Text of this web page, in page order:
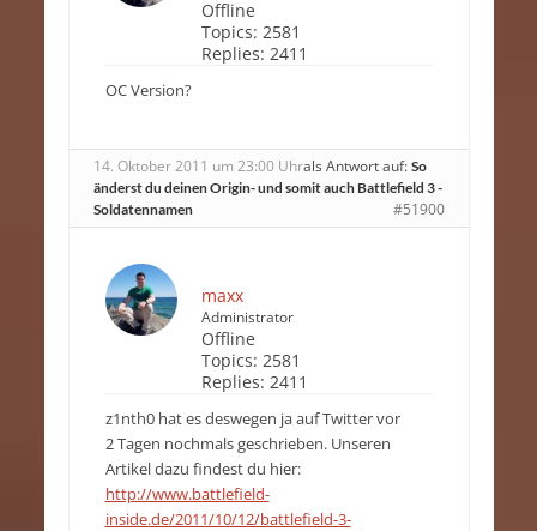
Offline
Topics: 2581
Replies: 2411
OC Version?
14. Oktober 2011 um 23:00 Uhrals Antwort auf: So
änderst du deinen Origin- und somit auch Battlefield 3 -
Soldatennamen
#51900
maxx
Administrator
Offline
Topics: 2581
Replies: 2411
z1nth0 hat es deswegen ja auf Twitter vor
2 Tagen nochmals geschrieben. Unseren
Artikel dazu findest du hier:
http://www.battlefield-
inside.de/2011/10/12/battlefield-3-